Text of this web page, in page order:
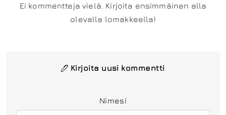
Ei kommentteja vielä. Kirjoita ensimmäinen alla
olevalla lomakkeella!
Kirjoita uusi kommentti
Nimesi